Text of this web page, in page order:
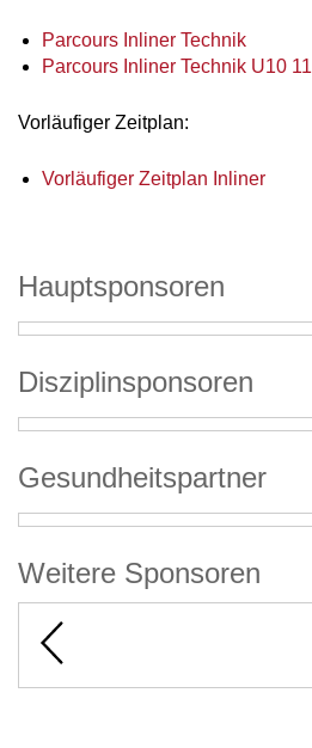
Parcours Inliner Technik
Parcours Inliner Technik U10 11
Vorläufiger Zeitplan:
Vorläufiger Zeitplan Inliner
Hauptsponsoren
Disziplinsponsoren
Gesundheitspartner
Weitere Sponsoren